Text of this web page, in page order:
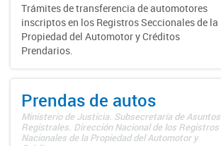
Trámites de transferencia de automotores
inscriptos en los Registros Seccionales de la
Propiedad del Automotor y Créditos
Prendarios.
Prendas de autos
Ministerio de Justicia. Subsecretaría de Asuntos
Registrales. Dirección Nacional de los Registros
Nacionales de la Propiedad del Automotor y